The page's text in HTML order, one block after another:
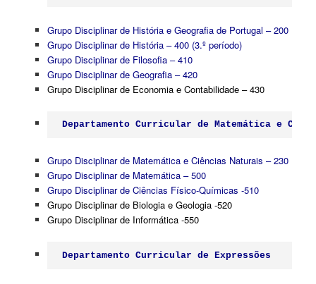
Grupo Disciplinar de História e Geografia de Portugal – 200
Grupo Disciplinar de História – 400 (3.º período)
Grupo Disciplinar de Filosofia– 410
Grupo Disciplinar de Geografia – 420
Grupo Disciplinar de Economia e Contabilidade – 430
Departamento Curricular de Matemática e
Grupo Disciplinar de Matemática e Ciências Naturais – 230
Grupo Disciplinar de Matemática – 500
Grupo Disciplinar de Ciências Físico-Químicas -510
Grupo Disciplinar de Biologia e Geologia -520
Grupo Disciplinar de Informática -550
Departamento Curricular de Expressões